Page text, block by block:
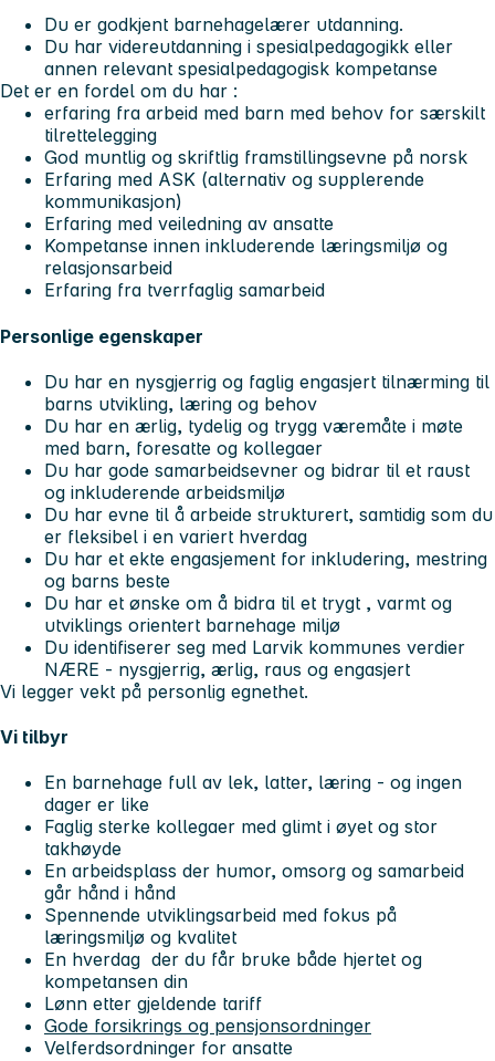
Du er godkjent barnehagelærer utdanning.
Du har videreutdanning i spesialpedagogikk eller
annen relevant spesialpedagogisk kompetanse
Det er en fordel om du har :
erfaring fra arbeid med barn med behov for særskilt
tilrettelegging
God muntlig og skriftlig framstillingsevne på norsk
Erfaring med ASK (alternativ og supplerende
kommunikasjon)
Erfaring med veiledning av ansatte
Kompetanse innen inkluderende læringsmiljø og
relasjonsarbeid
Erfaring fra tverrfaglig samarbeid
Personlige egenskaper
Du har en nysgjerrig og faglig engasjert tilnærming til
barns utvikling, læring og behov
Du har en ærlig, tydelig og trygg væremåte i møte
med barn, foresatte og kollegaer
Du har gode samarbeidsevner og bidrar til et raust
og inkluderende arbeidsmiljø
Du har evne til å arbeide strukturert, samtidig som du
er fleksibel i en variert hverdag
Du har et ekte engasjement for inkludering, mestring
og barns beste
Du har et ønske om å bidra til et trygt , varmt og
utviklings orientert barnehage miljø
Du identifiserer seg med Larvik kommunes verdier
NÆRE - nysgjerrig, ærlig, raus og engasjert
Vi legger vekt på personlig egnethet.
Vi tilbyr
En barnehage full av lek, latter, læring - og ingen
dager er like
Faglig sterke kollegaer med glimt i øyet og stor
takhøyde
En arbeidsplass der humor, omsorg og samarbeid
går hånd i hånd
Spennende utviklingsarbeid med fokus på
læringsmiljø og kvalitet
En hverdag der du får bruke både hjertet og
kompetansen din
Lønn etter gjeldende tariff
Gode forsikrings og pensjonsordninger
Velferdsordninger for ansatte